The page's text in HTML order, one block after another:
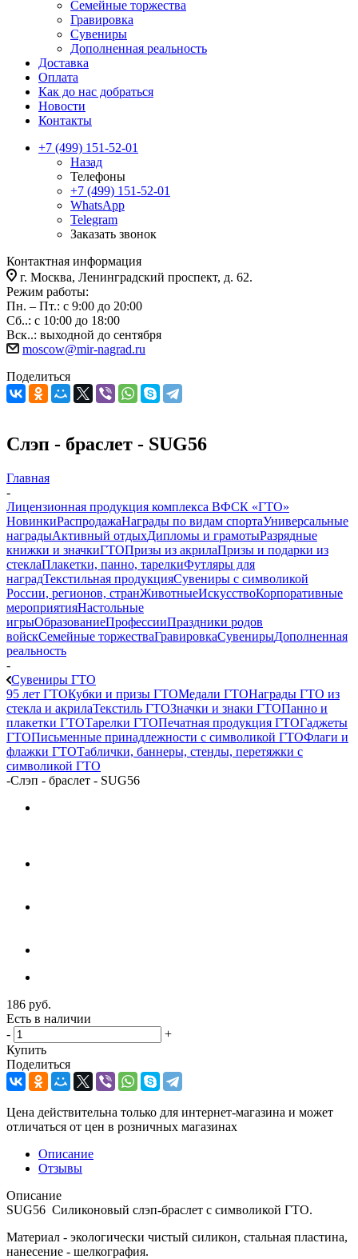
Семейные торжества
Гравировка
Сувениры
Дополненная реальность
Доставка
Оплата
Как до нас добраться
Новости
Контакты
+7 (499) 151-52-01
Назад
Телефоны
+7 (499) 151-52-01
WhatsApp
Telegram
Заказать звонок
Контактная информация
г. Москва, Ленинградский проспект, д. 62.
Режим работы:
Пн. – Пт.: с 9:00 до 20:00
Сб..: с 10:00 до 18:00
Вск..: выходной до сентября
moscow@mir-nagrad.ru
Поделиться
Слэп - браслет - SUG56
Главная
-
Лицензионная продукция комплекса ВФСК «ГТО»
НовинкиРаспродажаНаграды по видам спортаУниверсальные
наградыАктивный отдыхДипломы и грамотыРазрядные
книжки и значкиГТОПризы из акрилаПризы и подарки из
стеклаПлакетки, панно, тарелкиФутляры для
наградТекстильная продукцияСувениры с символикой
России, регионов, странЖивотныеИскусствоКорпоративные
мероприятияНастольные
игрыОбразованиеПрофессииПраздники родов
войскСемейные торжестваГравировкаСувенирыДополненная
реальность
-
Сувениры ГТО
95 лет ГТОКубки и призы ГТОМедали ГТОНаграды ГТО из
стекла и акрилаТекстиль ГТОЗначки и знаки ГТОПанно и
плакетки ГТОТарелки ГТОПечатная продукция ГТОГаджеты
ГТОПисьменные принадлежности с символикой ГТОФлаги и
флажки ГТОТаблички, баннеры, стенды, перетяжки с
символикой ГТО
-Слэп - браслет - SUG56
186 руб.
Есть в наличии
-
+
Купить
Поделиться
Цена действительна только для интернет-магазина и может
отличаться от цен в розничных магазинах
Описание
Отзывы
Описание
SUG56 Силиконовый слэп-браслет с символикой ГТО.
Материал - экологически чистый силикон, стальная пластина,
нанесение - шелкография.